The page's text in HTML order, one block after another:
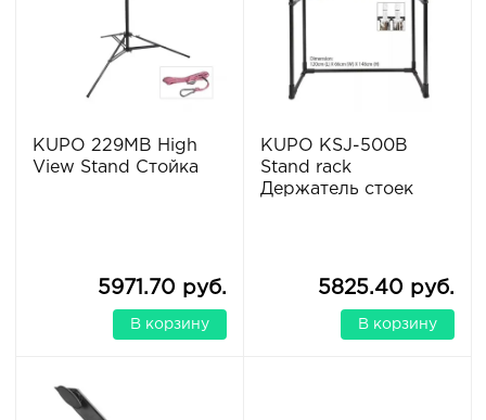
KUPO 229MB High
View Stand Cтойка
5971.70 руб.
В корзину
KUPO KSJ-500B
Stand rack
Держатель стоек
5825.40 руб.
В корзину